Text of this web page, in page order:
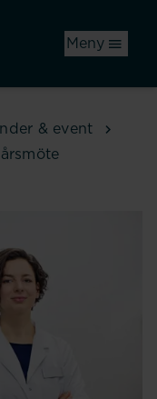
Meny
& event